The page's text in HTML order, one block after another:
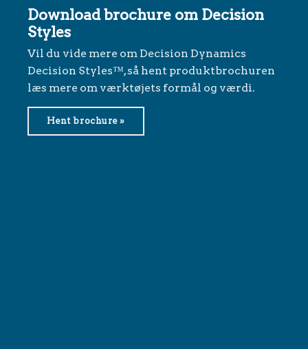
Download brochure om Decision
Styles
Vil du vide mere om Decision Dynamics
Decision Styles™, så hent produktbrochuren
læs mere om værktøjets formål og værdi.
Hent brochure »